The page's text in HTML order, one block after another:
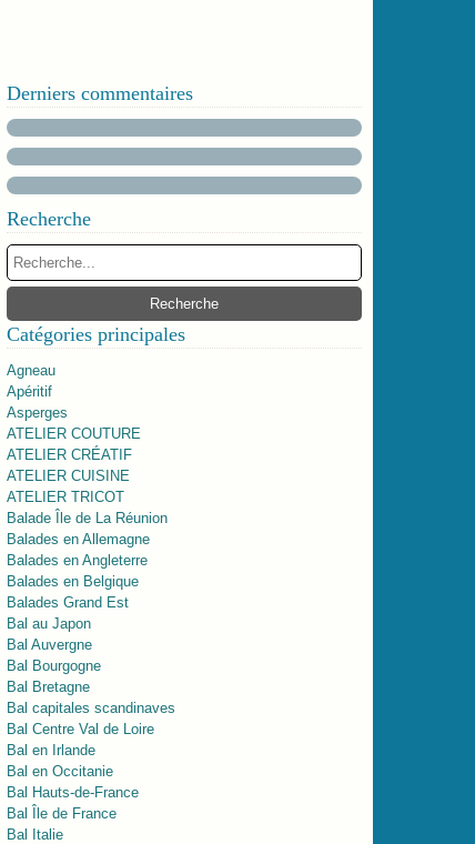
Derniers commentaires
Recherche
Catégories principales
Agneau
Apéritif
Asperges
ATELIER COUTURE
ATELIER CRÉATIF
ATELIER CUISINE
ATELIER TRICOT
Balade Île de La Réunion
Balades en Allemagne
Balades en Angleterre
Balades en Belgique
Balades Grand Est
Bal au Japon
Bal Auvergne
Bal Bourgogne
Bal Bretagne
Bal capitales scandinaves
Bal Centre Val de Loire
Bal en Irlande
Bal en Occitanie
Bal Hauts-de-France
Bal Île de France
Bal Italie